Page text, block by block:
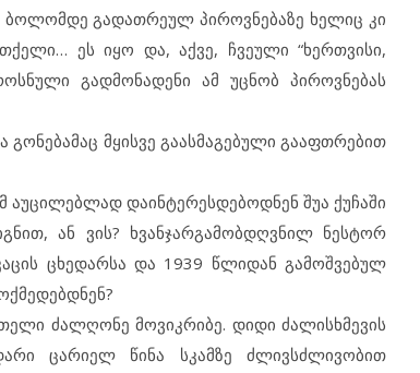
გადათრეულ პიროვნებაზე ხელიც კი
ეს იყო და, აქვე, ჩვეული “ხერთვისი,
გადმონადენი ამ უცნობ პიროვნებას
მყისვე გაასმაგებული გააფთრებით
აუცილებლად დაინტერესდებოდნენ შუა ქუჩაში
ან ვის? ხვანჯარგამობდღვნილ ნესტორ
ცხედარსა და 1939 წლიდან გამოშვებულ
ძალღონე მოვიკრიბე. დიდი ძალისხმევის
ცარიელ წინა სკამზე ძლივსძლივობით